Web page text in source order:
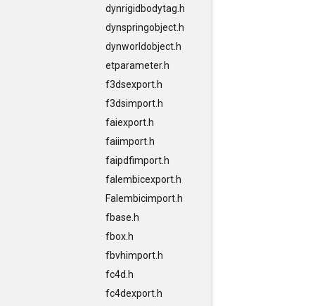
dynrigidbodytag.h
dynspringobject.h
dynworldobject.h
etparameter.h
f3dsexport.h
f3dsimport.h
faiexport.h
faiimport.h
faipdfimport.h
falembicexport.h
Falembicimport.h
fbase.h
fbox.h
fbvhimport.h
fc4d.h
fc4dexport.h